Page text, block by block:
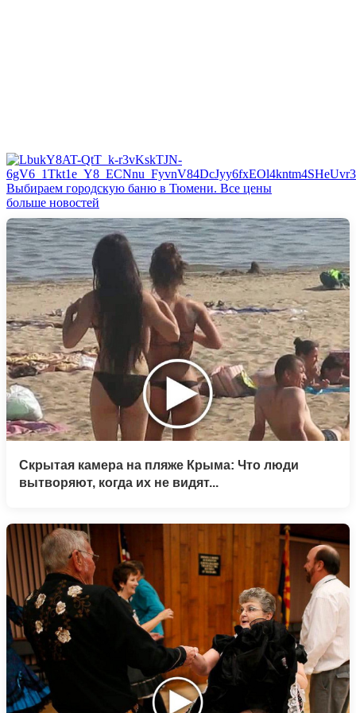
Выбираем городскую баню в Тюмени. Все цены
больше новостей
Скрытая камера на пляже Крыма: Что люди
вытворяют, когда их не видят...